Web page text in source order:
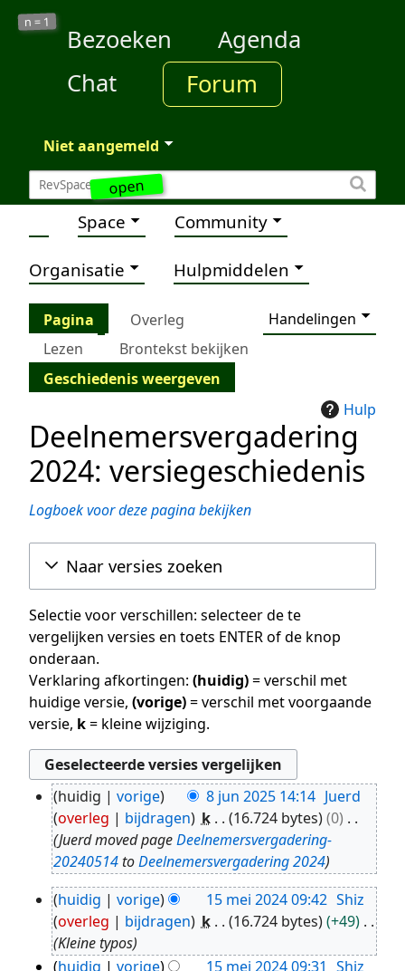
open
n = 1
Bezoeken
Agenda
Chat
Forum
Niet aangemeld
Space Community
Organisatie Hulpmiddelen
Pagina Overleg
Handelingen
Lezen
Brontekst bekijken
Geschiedenis weergeven
Hulp
Deelnemersvergadering
2024: versiegeschiedenis
Logboek voor deze pagina bekijken
Naar versies zoeken
Selectie voor verschillen: selecteer de te
vergelijken versies en toets ENTER of de knop
onderaan.
Verklaring afkortingen: (huidig)= verschil met
huidige versie, (vorige)= verschil met voorgaande
versie, k= kleine wijziging.
8
jun
2025
huidig vorige 8 jun 2025 14:14 Juerd
overleg
bijdragen k 16.724 bytes
0
Juerd moved pageDeelnemersvergadering-
20240514toDeelnemersvergadering 2024
15
mei
2024
huidig vorige 15 mei 2024 09:42 Shiz
overleg
bijdragen k 16.724 bytes
+49
Kleine typos
huidig
vorige 15 mei 2024 09:31 Shiz